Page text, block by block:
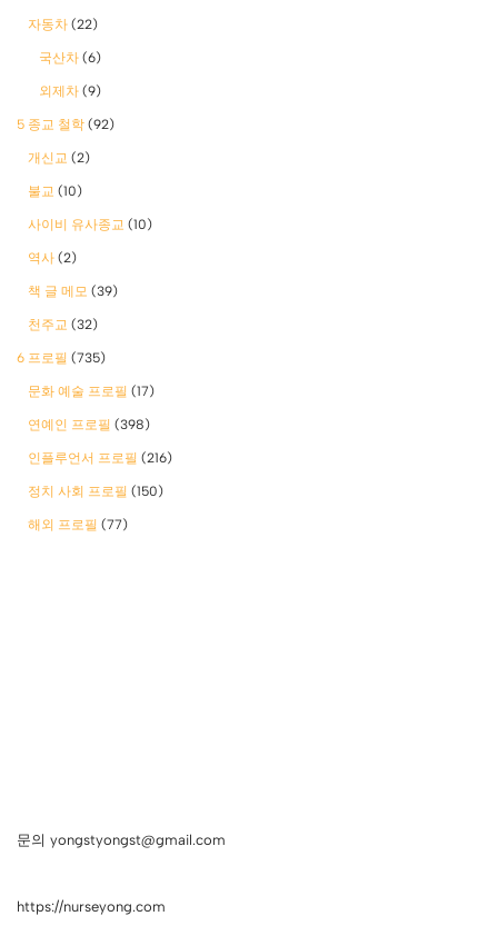
자동차 (22)
국산차 (6)
외제차 (9)
5 종교 철학 (92)
개신교 (2)
불교 (10)
사이비 유사종교 (10)
역사 (2)
책 글 메모 (39)
천주교 (32)
6 프로필 (735)
문화 예술 프로필 (17)
연예인 프로필 (398)
인플루언서 프로필 (216)
정치 사회 프로필 (150)
해외 프로필 (77)
문의 yongstyongst@gmail.com
https://nurseyong.com